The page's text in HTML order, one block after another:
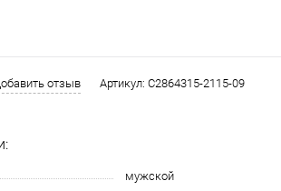
отзыв Артикул: С2864315-2115-09
мужской